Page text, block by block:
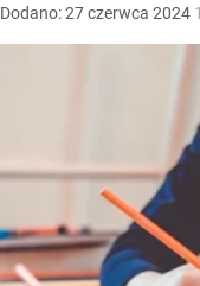
Dodano:27czerwca 2024